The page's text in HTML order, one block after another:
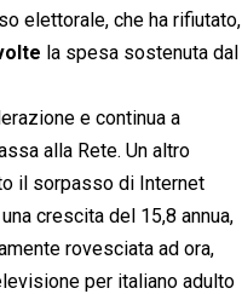
elettorale, che ha rifiutato,
la spesa sostenuta dal
e continua a
alla Rete. Un altro
il sorpasso di Internet
crescita del 15,8 annua,
rovesciata ad ora,
per italiano adulto